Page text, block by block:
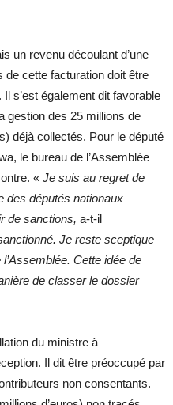
un revenu découlant d’une
de cette facturation doit être
s’est également dit favorable
gestion des 25 millions de
déjà collectés. Pour le député
le bureau de l’Assemblée
« Je suis au regret de
des députés nationaux
de sanctions, a-t-il
Je reste sceptique
Cette idée de
de classer le dossier
du ministre à
Il dit être préoccupé par
non consentants.